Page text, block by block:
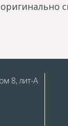
оригинально
8, лит-А